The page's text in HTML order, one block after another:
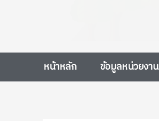
หน้าหลัก ข้อมูลหน่วยงาน